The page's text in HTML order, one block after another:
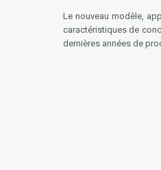
Le nouveau modèle,
caractéristiques de
dernières années de